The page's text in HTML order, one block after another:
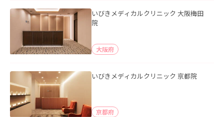
いびきメディカルクリニック 大阪梅田
院
大阪府
いびきメディカルクリニック 京都院
京都府